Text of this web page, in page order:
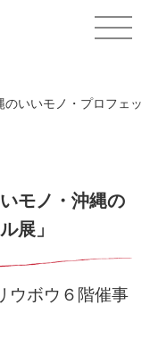
いいモノ・プロフェッ
モノ・沖縄の
展」
ウボウ６階催事